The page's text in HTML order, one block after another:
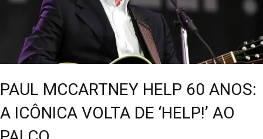
PAUL MCCARTNEY HELP 60 ANOS:
A ICÔNICA VOLTA DE ‘HELP!’ AO